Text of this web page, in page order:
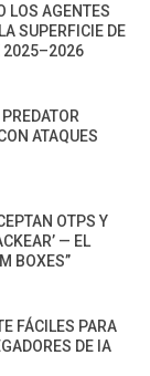
LOS AGENTES
SUPERFICIE DE
2025–2026
ATAQUES
OTPS Y
— EL
BOXES”
FÁCILES PARA
DE IA